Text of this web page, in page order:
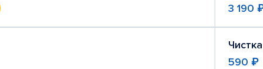
3 190
590 ₽